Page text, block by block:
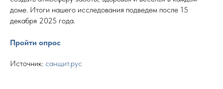
доме. Итоги нашего исследования подведем после 15
декабря 2025 года.
Пройти опрос
Источник: санщит.рус